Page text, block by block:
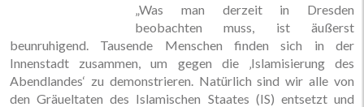
„Was man derzeit in Dresden
beobachten muss, ist äußerst
beunruhigend. Tausende Menschen finden sich in der
Innenstadt zusammen, um gegen die ‚Islamisierung des
Abendlandes‘ zu demonstrieren. Natürlich sind wir alle von
den Gräueltaten des Islamischen Staates (IS) entsetzt und